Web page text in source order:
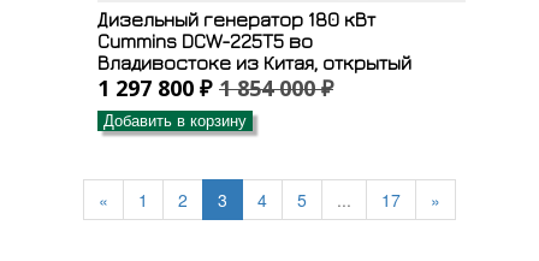
Дизельный генератор 180 кВт
Cummins DCW-225T5 во
Владивостоке из Китая, открытый
1 297 800 ₽ 1 854 000 ₽
Добавить в корзину
« 1 2 3 4 5 ... 17 »